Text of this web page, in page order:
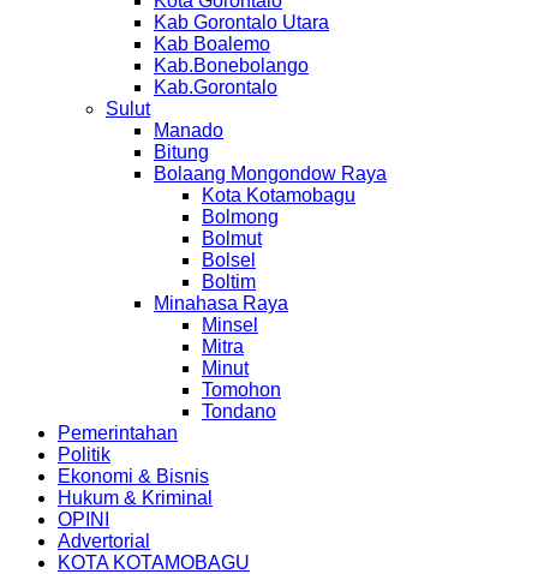
Kab Gorontalo Utara
Kab Boalemo
Kab.Bonebolango
Kab.Gorontalo
Sulut
Manado
Bitung
Bolaang Mongondow Raya
Kota Kotamobagu
Bolmong
Bolmut
Bolsel
Boltim
Minahasa Raya
Minsel
Mitra
Minut
Tomohon
Tondano
Pemerintahan
Politik
Ekonomi & Bisnis
Hukum & Kriminal
OPINI
Advertorial
KOTA KOTAMOBAGU